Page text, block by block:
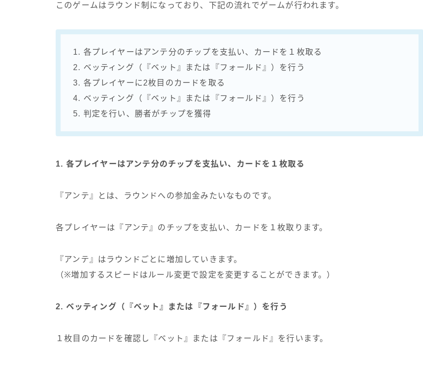
このゲームはラウンド制になっており、下記の流れでゲームが行われます。
1. 各プレイヤーはアンテ分のチップを支払い、カードを１枚取る
2. ベッティング（『ベット』または『フォールド』）を行う
3. 各プレイヤーに2枚目のカードを取る
4. ベッティング（『ベット』または『フォールド』）を行う
5. 判定を行い、勝者がチップを獲得
1. 各プレイヤーはアンテ分のチップを支払い、カードを１枚取る
『アンテ』とは、ラウンドへの参加金みたいなものです。
各プレイヤーは『アンテ』のチップを支払い、カードを１枚取ります。
『アンテ』はラウンドごとに増加していきます。
（※増加するスピードはルール変更で設定を変更することができます。）
2. ベッティング（『ベット』または『フォールド』）を行う
１枚目のカードを確認し『ベット』または『フォールド』を行います。